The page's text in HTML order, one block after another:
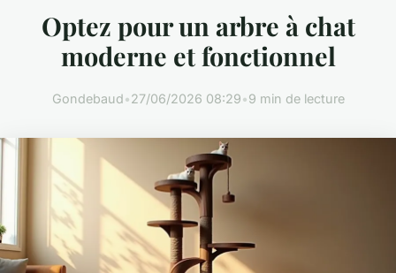
Optez pour un arbre à chat
moderne et fonctionnel
Gondebaud•27/06/2026 08:29•9 min de lecture